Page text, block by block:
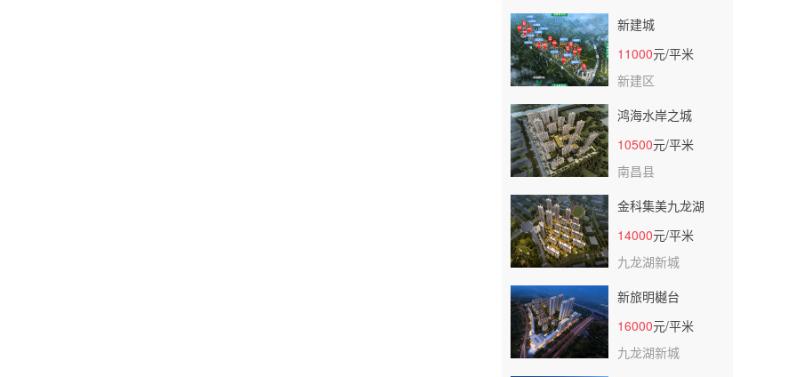
新建城
11000元/平米
新建区
鸿海水岸之城
10500元/平米
南昌县
金科集美九龙湖
14000元/平米
九龙湖新城
新旅明樾台
16000元/平米
九龙湖新城